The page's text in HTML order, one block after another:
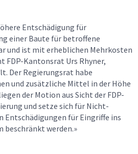
Entschädigung für
einer Baute für betroffene
und ist mit erheblichen Mehrkosten
FDP-Kantonsrat Urs Rhyner,
Der Regierungsrat habe
und zusätzliche Mittel in der Höhe
der Motion aus Sicht der FDP-
und setze sich für Nicht-
Entschädigungen für Eingriffe ins
beschränkt werden.»